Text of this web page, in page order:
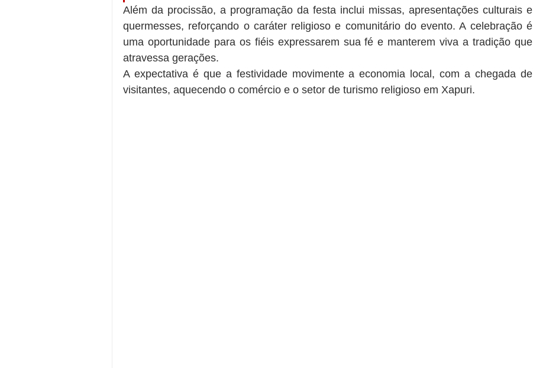
Além da procissão, a programação da festa inclui missas, apresentações culturais e
quermesses, reforçando o caráter religioso e comunitário do evento. A celebração é
uma oportunidade para os fiéis expressarem sua fé e manterem viva a tradição que
atravessa gerações.
A expectativa é que a festividade movimente a economia local, com a chegada de
visitantes, aquecendo o comércio e o setor de turismo religioso em Xapuri.